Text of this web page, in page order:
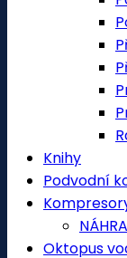
Knihy
Podvodní
Oktopus